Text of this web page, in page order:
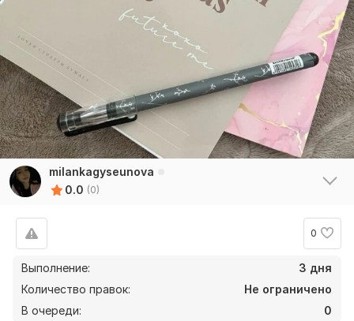
milankagyseunova
0.0 (0)
0
Выполнение:
3 дня
Количество правок:
Не ограничено
В очереди:
0